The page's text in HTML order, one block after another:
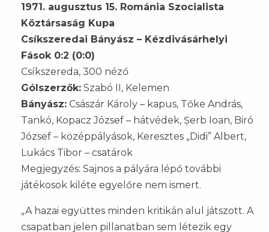
1971. augusztus 15. Románia Szocialista
Köztársaság Kupa
Csíkszeredai Bányász – Kézdivásárhelyi
Fások 0:2 (0:0)
Csíkszereda, 300 néző
Gólszerzők: Szabó II, Kelemen
Bányász: Császár Károly – kapus, Tőke András,
Tankó, Kopacz József – hátvédek, Șerb Ioan, Biró
József – középpályások, Keresztes „Didi” Albert,
Lukács Tibor – csatárok
Megjegyzés: Sajnos a pályára lépő további
játékosok kiléte egyelőre nem ismert.
„A hazai együttes minden kritikán alul játszott. A
csapatban jelen pillanatban sem létezik egy